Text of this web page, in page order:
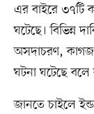
এর বাইরে ৩৭টি
ঘটেছে। বিভিন্ন
অসদাচরণ,
ঘটনা ঘটেছে বলে
জানতে চাইলে